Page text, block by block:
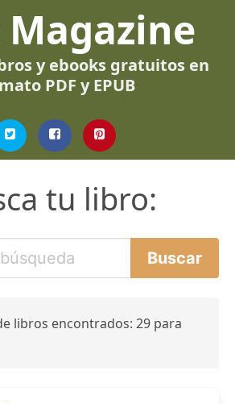
y ebooks gratuitos en
PDF y EPUB
tu libro:
libros encontrados: 29 para